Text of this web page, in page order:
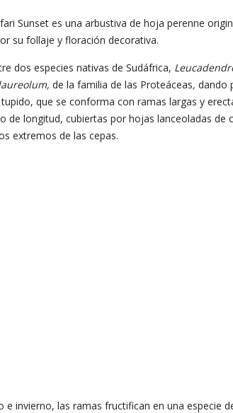
Sunset es una arbustiva de hoja perenne
su follaje y floración decorativa.
dos especies nativas de Sudáfrica,
de la familia de las Proteáceas, dando
que se conforma con ramas largas y
de longitud, cubiertas por hojas lanceoladas de
extremos de las cepas.
invierno, las ramas fructifican en una especie